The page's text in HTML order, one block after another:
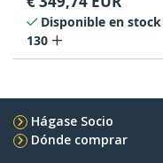
Disponible en stock
130
Hágase Socio
Dónde comprar